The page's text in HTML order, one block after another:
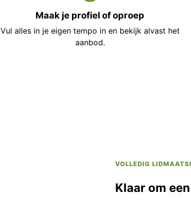
Maak je profiel of oproep
Vul alles in je eigen tempo in en bekijk alvast het
aanbod.
VOLLEDIG
Klaar om